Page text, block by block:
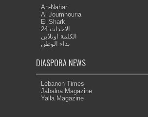
An-Nahar
Al Joumhouria
El Shark
الاحداث 24
الكلمة اونلاين
نداء الوطن
DIASPORA NEWS
Lebanon Times
Jabalna Magazine
Yalla Magazine